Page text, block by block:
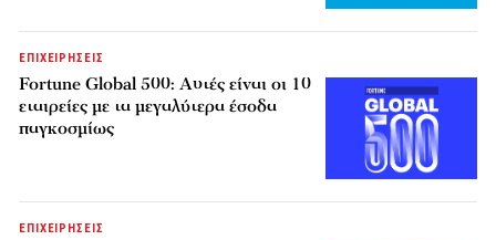
ΕΠΙΧΕΙΡΗΣΕΙΣ
Fortune Global 500: Αυτές είναι οι 10
εταιρείες με τα μεγαλύτερα έσοδα
παγκοσμίως
ΕΠΙΧΕΙΡΗΣΕΙΣ